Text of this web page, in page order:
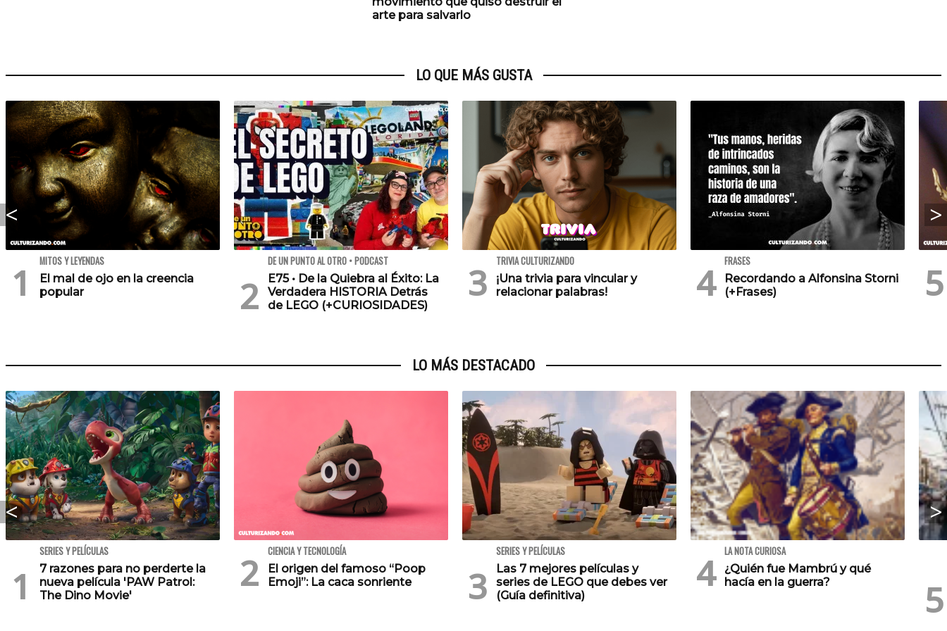
arte para salvarlo
LO QUE MÁS GUSTA
MITOS Y LEYENDAS
El mal de ojo en la creencia
popular
DE UN PUNTO AL OTRO • PODCAST
E75 • De la Quiebra al Éxito: La
Verdadera HISTORIA Detrás
de LEGO (+CURIOSIDADES)
TRIVIA CULTURIZANDO
¡Una trivia para vincular y
relacionar palabras!
FRASES
Recordando a Alfonsina Storni
(+Frases)
LO MÁS DESTACADO
SERIES Y PELÍCULAS
7 razones para no perderte la
nueva película 'PAW Patrol:
The Dino Movie'
CIENCIA Y TECNOLOGÍA
El origen del famoso “Poop
Emoji”: La caca sonriente
SERIES Y PELÍCULAS
Las 7 mejores películas y
series de LEGO que debes ver
(Guía definitiva)
LA NOTA CURIOSA
¿Quién fue Mambrú y qué
hacía en la guerra?